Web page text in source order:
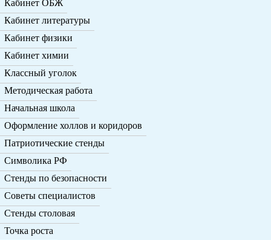
Кабинет литературы
Кабинет физики
Кабинет химии
Классный уголок
Методическая работа
Начальная школа
Оформление холлов и коридоров
Патриотические стенды
Символика РФ
Стенды по безопасности
Советы специалистов
Стенды столовая
Точка роста